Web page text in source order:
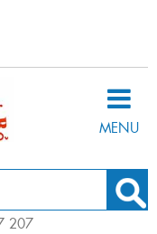
MENU
207